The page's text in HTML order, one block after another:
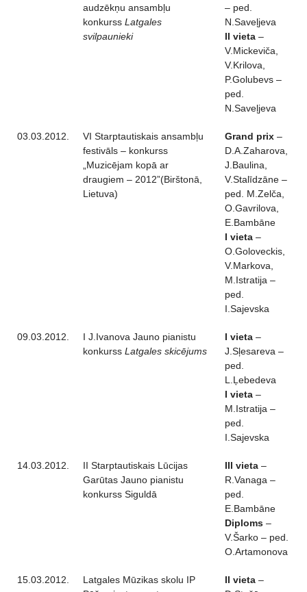
audzēkņu ansambļu
konkurss Latgales
svilpaunieki
– ped.
N.Saveļjeva
II vieta –
V.Mickeviča,
V.Krilova,
P.Golubevs –
ped.
N.Saveļjeva
03.03.2012.
VI Starptautiskais ansambļu
festivāls – konkurss
„Muzicējam kopā ar
draugiem – 2012”(Birštonā,
Lietuva)
Grand prix –
D.A.Zaharova,
J.Baulina,
V.Stalīdzāne –
ped. M.Zelča,
O.Gavrilova,
E.Bambāne
I vieta –
O.Goloveckis,
V.Markova,
M.Istratija –
ped.
I.Sajevska
09.03.2012.
I J.Ivanova Jauno pianistu
konkurss Latgales skicējums
I vieta –
J.Sļesareva –
ped.
L.Ļebedeva
I vieta –
M.Istratija –
ped.
I.Sajevska
14.03.2012.
II Starptautiskais Lūcijas
Garūtas Jauno pianistu
konkurss Siguldā
III vieta –
R.Vanaga –
ped.
E.Bambāne
Diploms –
V.Šarko – ped.
O.Artamonova
15.03.2012.
Latgales Mūzikas skolu IP
II vieta –